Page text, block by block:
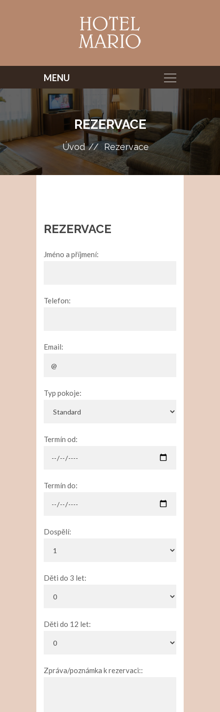
REZERVACE
Úvod Rezervace
REZERVACE
Jméno a příjmení:
Telefon:
Email:
Typ pokoje:
Termín od:
Termín do:
Dospělí:
Děti do 3 let:
Děti do 12 let:
Zpráva/poznámka k rezervaci::